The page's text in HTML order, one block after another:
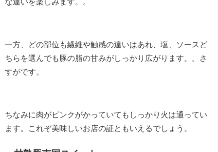
一方、どの部位も繊維や触感の違いはあれ、塩、ソースど
ちらを選んでも豚の脂の甘みがしっかり広がります。。さ
すがです。
ちなみに肉がピンクがかっていてもしっかり火は通ってい
ます。これぞ美味しいお店の証ともいえるでしょう。